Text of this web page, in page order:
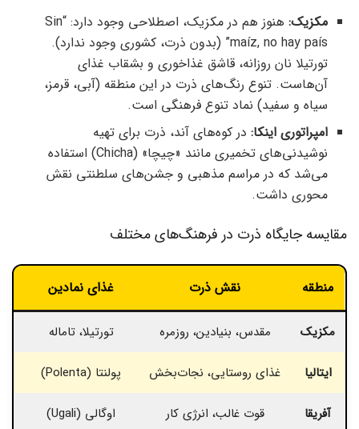
مکزیک:
هنوز هم در مکزیک، اصطلاحی وجود دارد: “Sin
maíz, no hay país” (بدون ذرت، کشوری وجود ندارد).
تورتیلا نان روزانه، قاشق غذاخوری و بشقاب غذای
آن‌هاست. تنوع رنگ‌های ذرت در این منطقه (آبی، قرمز،
سیاه و سفید) نماد تنوع فرهنگی است.
امپراتوری اینکا: در کوه‌های آند، ذرت برای تهیه
نوشیدنی‌های تخمیری مانند «چیچا» (Chicha) استفاده
می‌شد که در مراسم مذهبی و جشن‌های سلطنتی نقش
محوری داشت.
مقایسه جایگاه ذرت در فرهنگ‌های مختلف
منطقه نقش ذرت غذای نمادین
مکزیک مقدس، بنیادین، روزمره تورتیلا، تاماله
ایتالیا غذای روستایی، نجات‌بخش پولنتا (Polenta)
آفریقا قوت غالب، انرژی کار اوگالی (Ugali)